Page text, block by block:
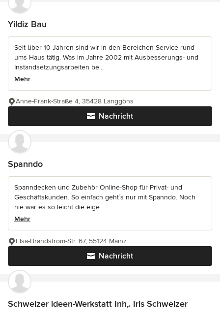
Yildiz Bau
Seit über 10 Jahren sind wir in den Bereichen Service rund
ums Haus tätig. Was im Jahre 2002 mit Ausbesserungs- und
Instandsetzungsarbeiten be...
Mehr
Nachricht
Anne-Frank-Straße 4, 35428 Langgöns
Spanndo
Spanndecken und Zubehör Online-Shop für Privat- und
Geschäftskunden. So einfach geht´s nur mit Spanndo. Noch
nie war es so leicht die eige...
Mehr
Nachricht
Elsa-Brändström-Str. 67, 55124 Mainz
Schweizer ideen-Werkstatt Inh,. Iris Schweizer